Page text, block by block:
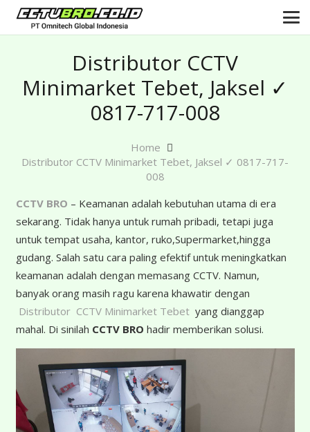
Distributor CCTV
Minimarket Tebet, Jaksel ✓
0817-717-008
Home
Distributor CCTV Minimarket Tebet, Jaksel ✓ 0817-717-
008
CCTV BRO – Keamanan adalah kebutuhan utama di era
sekarang. Tidak hanya untuk rumah pribadi, tetapi juga
untuk tempat usaha, kantor, ruko,Supermarket,hingga
gudang. Salah satu cara paling efektif untuk meningkatkan
keamanan adalah dengan memasang CCTV. Namun,
banyak orang masih ragu karena khawatir dengan
Distributor CCTV Minimarket Tebetyang dianggap
mahal. Di sinilah CCTV BRO hadir memberikan solusi.